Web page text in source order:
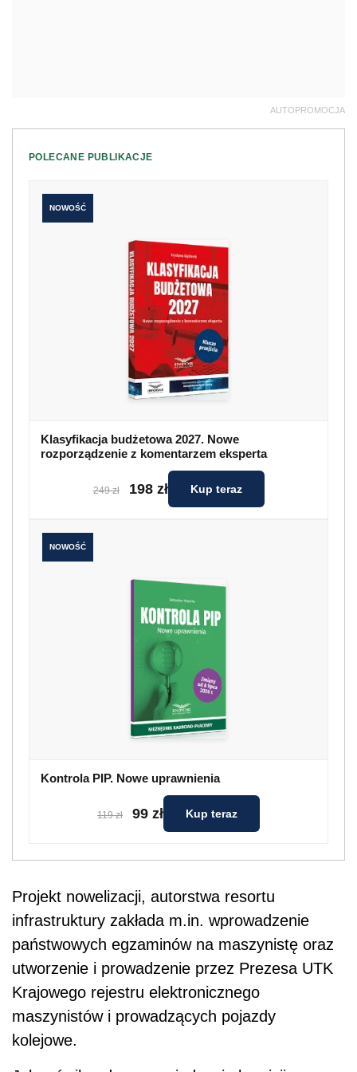
AUTOPROMOCJA
POLECANE PUBLIKACJE
NOWOŚĆ
Klasyfikacja budżetowa 2027. Nowe
rozporządzenie z komentarzem eksperta
249 zł 198 zł Kup teraz
NOWOŚĆ
Kontrola PIP. Nowe uprawnienia
119 zł 99 zł Kup teraz
Projekt nowelizacji, autorstwa resortu
infrastruktury zakłada m.in. wprowadzenie
państwowych egzaminów na maszynistę oraz
utworzenie i prowadzenie przez Prezesa UTK
Krajowego rejestru elektronicznego
maszynistów i prowadzących pojazdy
kolejowe.